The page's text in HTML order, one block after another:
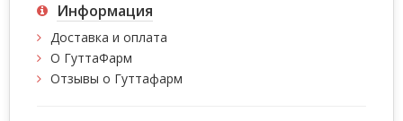
Информация
Доставка и оплата
О ГуттаФарм
Отзывы о Гуттафарм